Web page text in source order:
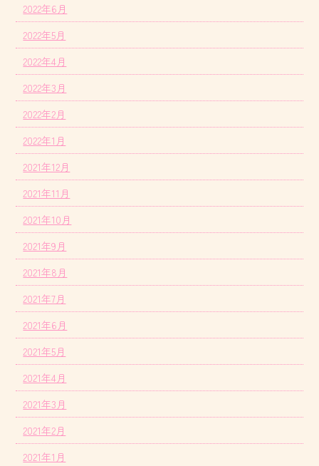
2022年6月
2022年5月
2022年4月
2022年3月
2022年2月
2022年1月
2021年12月
2021年11月
2021年10月
2021年9月
2021年8月
2021年7月
2021年6月
2021年5月
2021年4月
2021年3月
2021年2月
2021年1月